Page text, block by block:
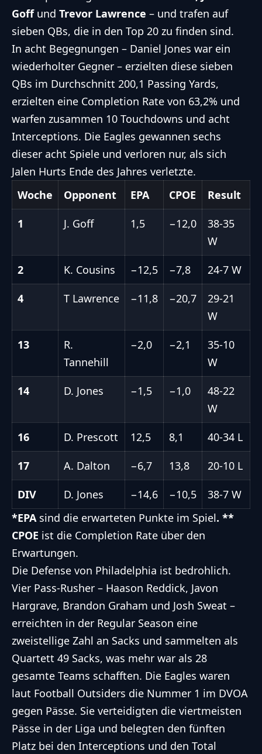
Goffund Trevor Lawrence – und trafen auf
sieben QBs, die in den Top 20 zu finden sind.
In acht Begegnungen – Daniel Jones war ein
wiederholter Gegner – erzielten diese sieben
QBs im Durchschnitt 200,1 Passing Yards,
erzielten eine Completion Rate von 63,2% und
warfen zusammen 10 Touchdowns und acht
Interceptions. Die Eagles gewannen sechs
dieser acht Spiele und verloren nur, als sich
Jalen Hurts Ende des Jahres verletzte.
Woche
Opponent EPA CPOE Result
1 J. Goff 1,5 −12,0
38-35
W
2 K. Cousins −12,5 −7,8 24-7 W
4 T Lawrence −11,8 −20,7
29-21
W
13
R.
Tannehill
−2,0 −2,1
35-10
W
14 D. Jones −1,5 −1,0
48-22
W
16 D. Prescott 12,5 8,1 40-34 L
17 A. Dalton −6,7 13,8 20-10 L
DIV D. Jones −14,6 −10,5
38-7 W
*EPAsind die erwarteten Punkte im Spiel. **
CPOE ist die Completion Rate über den
Erwartungen.
Die Defense von Philadelphia ist bedrohlich.
Vier Pass-Rusher – Haason Reddick, Javon
Hargrave, Brandon Graham und Josh Sweat –
erreichten in der Regular Season eine
zweistellige Zahl an Sacks und sammelten als
Quartett 49 Sacks, was mehr war als 28
gesamte Teams schafften. Die Eagles waren
laut Football Outsiders die Nummer 1 im DVOA
gegen Pässe. Sie verteidigten die viertmeisten
Pässe in der Liga und belegten den fünften
Platz bei den Interceptions und den Total